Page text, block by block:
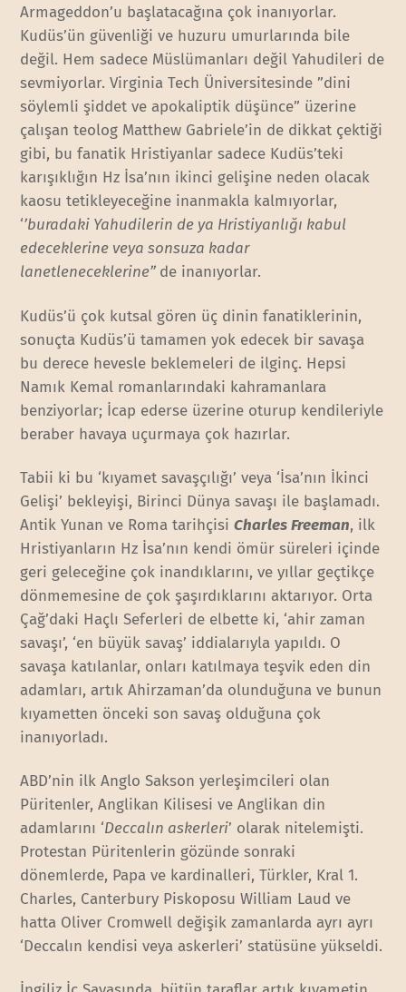
Armageddon’u başlatacağına çok inanıyorlar.
Kudüs’ün güvenliği ve huzuru umurlarında bile
değil. Hem sadece Müslümanları değil Yahudileri de
sevmiyorlar. Virginia Tech Üniversitesinde ”dini
söylemli şiddet ve apokaliptik düşünce” üzerine
çalışan teolog Matthew Gabriele’in de dikkat çektiği
gibi, bu fanatik Hristiyanlar sadece Kudüs’teki
karışıklığın Hz İsa’nın ikinci gelişine neden olacak
kaosu tetikleyeceğine inanmakla kalmıyorlar,
‘’buradaki Yahudilerin de ya Hristiyanlığı kabul
edeceklerine veya sonsuza kadar
lanetleneceklerine” de inanıyorlar.
Kudüs’ü çok kutsal gören üç dinin fanatiklerinin,
sonuçta Kudüs’ü tamamen yok edecek bir savaşa
bu derece hevesle beklemeleri de ilginç. Hepsi
Namık Kemal romanlarındaki kahramanlara
benziyorlar; İcap ederse üzerine oturup kendileriyle
beraber havaya uçurmaya çok hazırlar.
Tabii ki bu ‘kıyamet savaşçılığı’ veya ‘İsa’nın İkinci
Gelişi’ bekleyişi, Birinci Dünya savaşı ile başlamadı.
Antik Yunan ve Roma tarihçisiCharles Freeman, ilk
Hristiyanların Hz İsa’nın kendi ömür süreleri içinde
geri geleceğine çok inandıklarını, ve yıllar geçtikçe
dönmemesine de çok şaşırdıklarını aktarıyor. Orta
Çağ’daki Haçlı Seferleri de elbette ki, ‘ahir zaman
savaşı’, ‘en büyük savaş’ iddialarıyla yapıldı. O
savaşa katılanlar, onları katılmaya teşvik eden din
adamları, artık Ahirzaman’da olunduğuna ve bunun
kıyametten önceki son savaş olduğuna çok
inanıyorladı.
ABD’nin ilk Anglo Sakson yerleşimcileri olan
Püritenler, Anglikan Kilisesi ve Anglikan din
adamlarını ‘Deccalın askerleri’ olarak nitelemişti.
Protestan Püritenlerin gözünde sonraki
dönemlerde, Papa ve kardinalleri, Türkler, Kral 1.
Charles, Canterbury Piskoposu William Laud ve
hatta Oliver Cromwell değişik zamanlarda ayrı ayrı
‘Deccalın kendisi veya askerleri’ statüsüne yükseldi.